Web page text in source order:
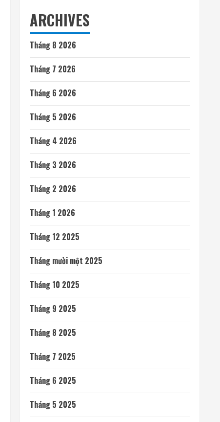
ARCHIVES
Tháng 8 2026
Tháng 7 2026
Tháng 6 2026
Tháng 5 2026
Tháng 4 2026
Tháng 3 2026
Tháng 2 2026
Tháng 1 2026
Tháng 12 2025
Tháng mười một 2025
Tháng 10 2025
Tháng 9 2025
Tháng 8 2025
Tháng 7 2025
Tháng 6 2025
Tháng 5 2025